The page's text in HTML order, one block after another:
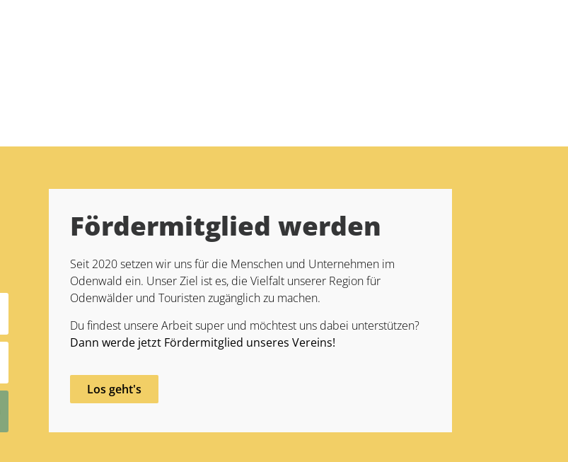
Fördermitglied werden
Seit 2020 setzen wir uns für die Menschen und Unternehmen im
Odenwald ein. Unser Ziel ist es, die Vielfalt unserer Region für
Odenwälder und Touristen zugänglich zu machen.
Du findest unsere Arbeit super und möchtest uns dabei unterstützen?
Dann werde jetzt Fördermitglied unseres Vereins!
Los geht's